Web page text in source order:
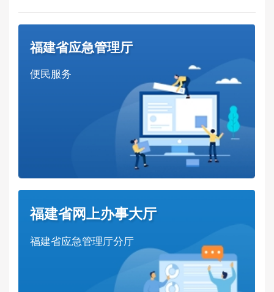
福建省应急管理厅
便民服务
福建省网上办事大厅
福建省应急管理厅分厅